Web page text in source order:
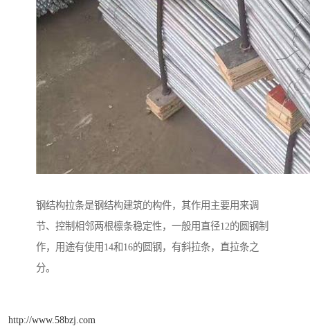
钢结构拉条是钢结构建筑的构件，其作用主要用来调
节、控制相邻两根檩条稳定性，一般用直径12的圆钢制
作，用途有使用14和16的圆钢，有斜拉条，直拉条之
分。
http://www.58bzj.com